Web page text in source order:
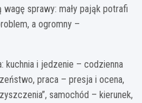
sprawy: mały pająk potrafi
a ogromny –
kuchnia i jedzenie – codzienna
praca – presja i ocena,
samochód – kierunek,